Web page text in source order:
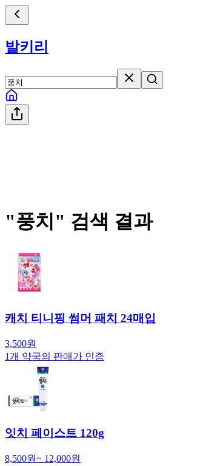
발키리
"풍치" 검색 결과
캐치 티니핑 썸머 패치 24매입
3,500원
1개 약국의 판매가 인증
잇치 페이스트 120g
8,500원~ 12,000원